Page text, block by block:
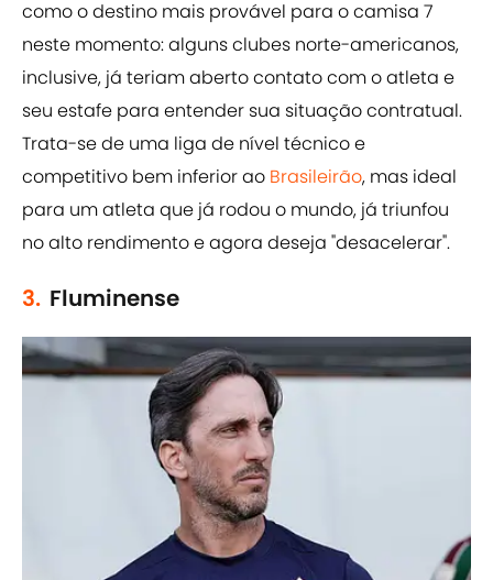
como o destino mais provável para o camisa 7
neste momento: alguns clubes norte-americanos,
inclusive, já teriam aberto contato com o atleta e
seu estafe para entender sua situação contratual.
Trata-se de uma liga de nível técnico e
competitivo bem inferior ao Brasileirão, mas ideal
para um atleta que já rodou o mundo, já triunfou
no alto rendimento e agora deseja "desacelerar".
3. Fluminense